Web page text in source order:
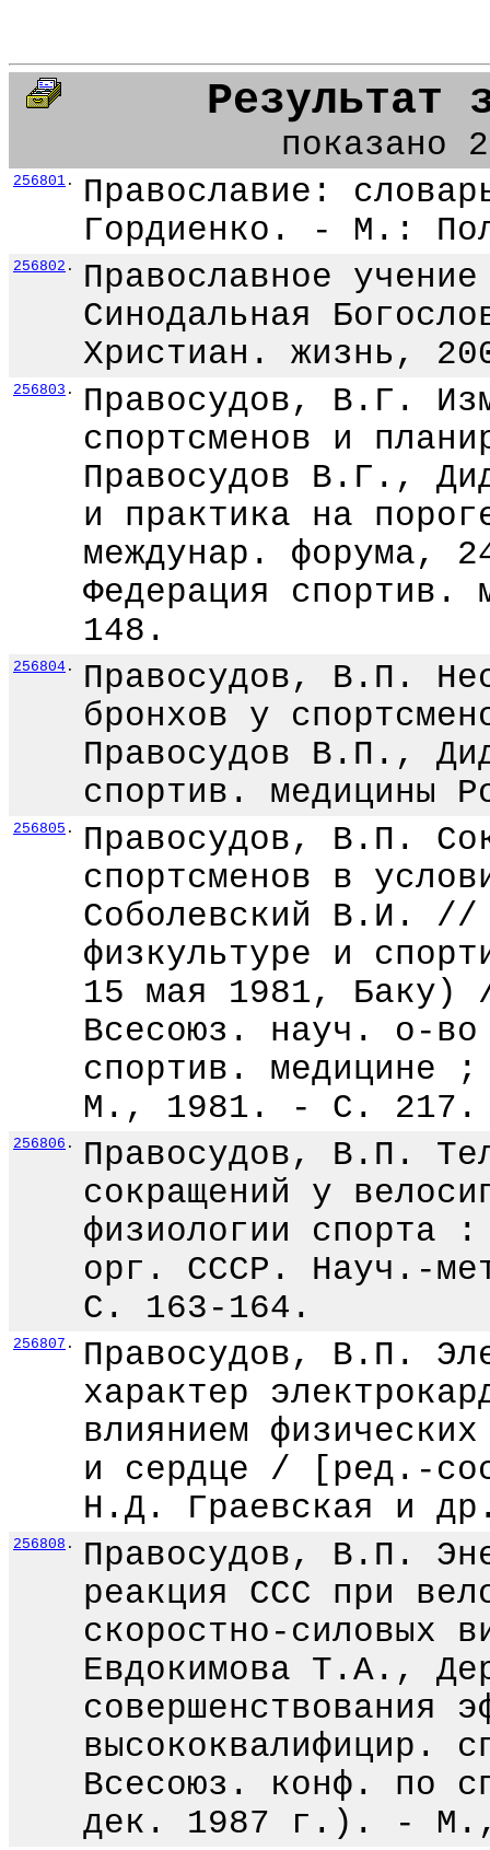
Результат
показано
256801 .
Православие:
Гордиенко. - М.:
256802 .
Православное
Синодальная
Христиан. жизнь,
256803 .
Правосудов, В.Г.
спортсменов и
Правосудов В.Г.,
и практика на
междунар. форума,
Федерация
148.
256804 .
Правосудов, В.П.
бронхов у
Правосудов В.П.,
спортив.
256805 .
Правосудов, В.П.
спортсменов в
Соболевский В.И. //
физкультуре и
15 мая 1981, Баку)
Всесоюз. науч. о-во
спортив.
М., 1981. - С. 217.
256806 .
Правосудов, В.П.
сокращений у
физиологии
орг. СССР. Науч.-
С. 163-164.
256807 .
Правосудов, В.П.
характер
влиянием
и сердце / [ред.-
Н.Д. Граевская и
256808 .
Правосудов, В.П.
реакция ССС при
скоростно-силовых
Евдокимова Т.А.,
совершенствования
высококвалифицир.
Всесоюз. конф. по
дек. 1987 г.). -